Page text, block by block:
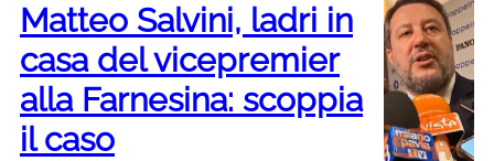
Matteo Salvini, ladri in
casa del vicepremier
alla Farnesina: scoppia
il caso